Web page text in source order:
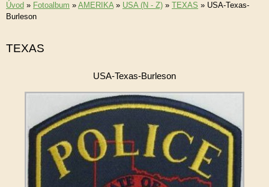
Úvod » Fotoalbum » AMERIKA» USA (N - Z) » TEXAS » USA-Texas-
Burleson
TEXAS
USA-Texas-Burleson